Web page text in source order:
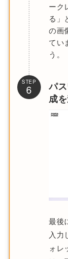
ーク
る」
の画
てい
う。
STEP
6
パ
成
最後
入力
ォレ